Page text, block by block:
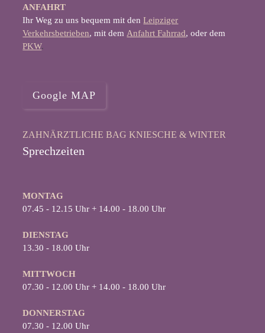
ANFAHRT
Ihr Weg zu uns bequem mit denLeipziger
Verkehrsbetrieben, mit dem Anfahrt Fahrrad, oder dem
PKW.
Google MAP
ZAHNÄRZTLICHE BAG KNIESCHE & WINTER
Sprechzeiten
MONTAG
07.45 - 12.15 Uhr + 14.00 - 18.00 Uhr
DIENSTAG
13.30 - 18.00 Uhr
MITTWOCH
07.30 - 12.00 Uhr + 14.00 - 18.00 Uhr
DONNERSTAG
07.30 - 12.00 Uhr